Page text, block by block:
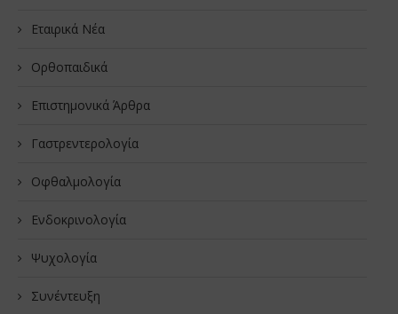
Εταιρικά Νέα
Oρθοπαιδικά
Επιστημονικά Άρθρα
Γαστρεντερολογία
Οφθαλμολογία
Ενδοκρινολογία
Ψυχολογία
Συνέντευξη